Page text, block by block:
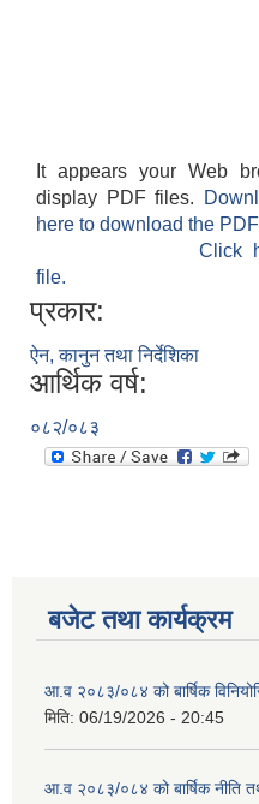
It appears your Web
display PDF files.
here to download the
Click
file.
प्रकार:
ऐन, कानुन तथा निर्देशिका
आर्थिक वर्ष:
०८२/०८३
बजेट तथा कार्यक्रम
आ.व २०८३/०८४ को बार्षिक
मिति: 06/19/2026 - 20:45
आ.व २०८३/०८४ को बार्षिक नीति